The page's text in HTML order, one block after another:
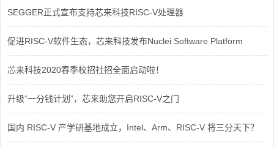
SEGGER正式宣布支持芯来科技RISC-V处理器
促进RISC-V软件生态，芯来科技发布Nuclei Software Platform
芯来科技2020春季校招社招全面启动啦！
升级“一分钱计划”，芯来助您开启RISC-V之门
国内 RISC-V 产学研基地成立，Intel、Arm、RISC-V 将三分天下？